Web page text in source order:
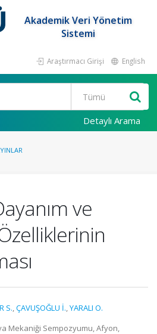
Akademik Veri Yönetim
Sistemi
Araştırmacı Girişi English
Detaylı Arama
ve
Özelliklerinin
S.,ÇAVUŞOĞLU İ.,YARALI O.
Mekaniği Sempozyumu, Afyon,